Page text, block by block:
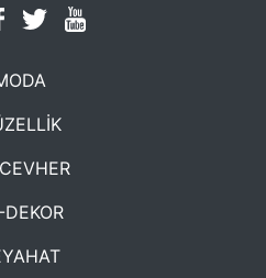
DEKOR